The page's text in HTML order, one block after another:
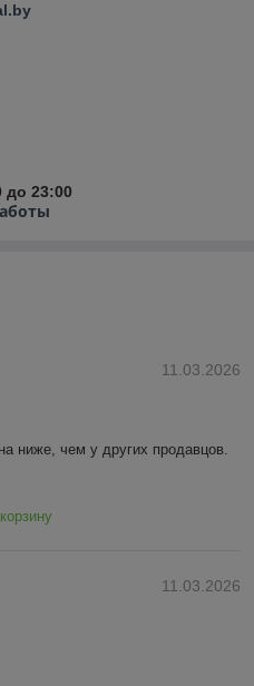
до 23:00
11.03.2026
ниже, чем у других продавцов.
11.03.2026